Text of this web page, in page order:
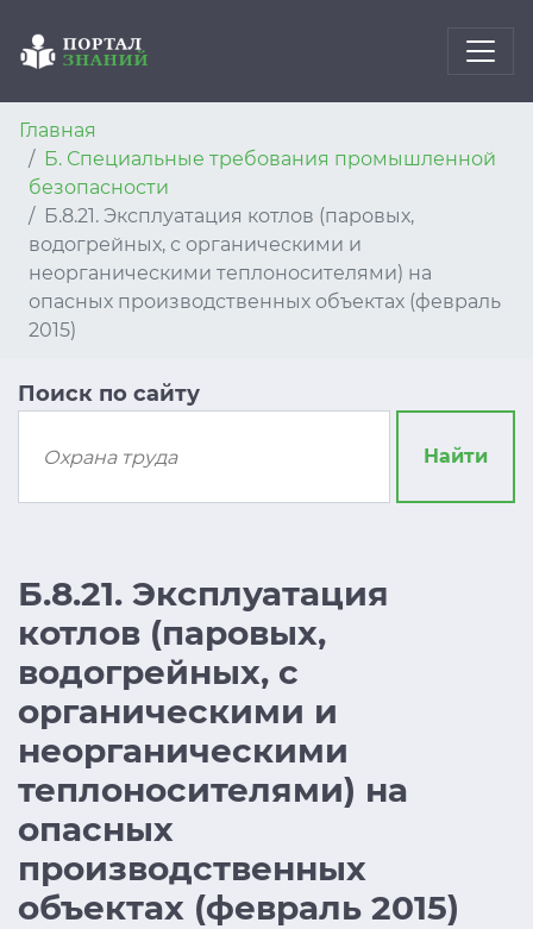
Главная
Б. Специальные требования промышленной
безопасности
Б.8.21. Эксплуатация котлов (паровых,
водогрейных, с органическими и
неорганическими теплоносителями) на
опасных производственных объектах (февраль
2015)
Поиск по сайту
Найти
Б.8.21. Эксплуатация
котлов (паровых,
водогрейных, с
органическими и
неорганическими
теплоносителями) на
опасных
производственных
объектах (февраль 2015)